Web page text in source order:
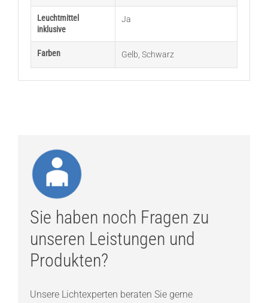
Leuchtmittel
inklusive
Ja
Farben Gelb Schwarz
Sie haben noch Fragen zu
unseren Leistungen und
Produkten?
Unsere Lichtexperten beraten Sie gerne